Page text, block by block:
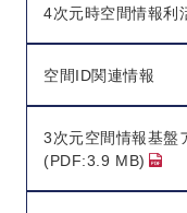
4次元時空間情報利
空間ID関連情報
3次元空間情報基盤
(PDF:3.9 MB)